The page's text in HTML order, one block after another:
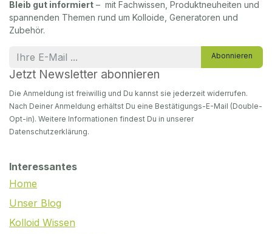
Bleib gut informiert – mit Fachwissen, Produktneuheiten und
spannenden Themen rund um Kolloide, Generatoren und
Zubehör.
Abonnieren
Jetzt Newsletter abonnieren
Die Anmeldung ist freiwillig und Du kannst sie jederzeit widerrufen.
Nach Deiner Anmeldung erhältst Du eine Bestätigungs-E-Mail (Double-
Opt-in). Weitere Informationen findest Du in unserer
Datenschutzerklärung.
Interessantes
Home
Unser Blog
Kolloid Wissen